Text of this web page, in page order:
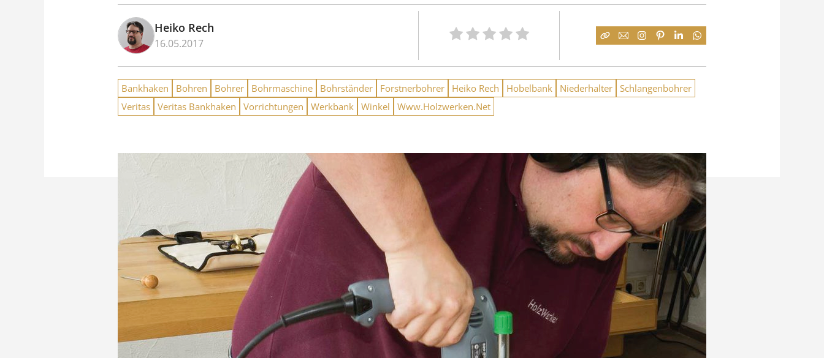
Heiko Rech
16.05.2017
Bankhaken Bohren Bohrer Bohrmaschine Bohrständer Forstnerbohrer Heiko Rech Hobelbank Niederhalter Schlangenbohrer
Veritas Veritas Bankhaken Vorrichtungen Werkbank Winkel Www.Holzwerken.Net